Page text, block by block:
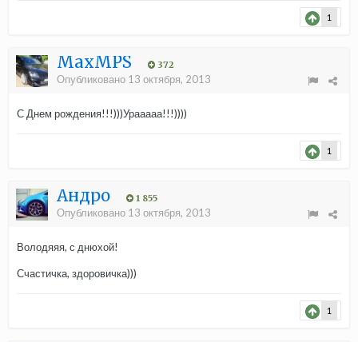
1
MaxMPS 372
Опубликовано 13 октября, 2013
С Днем рождения!!!)))Урааааа!!!))))
1
Андро 1 855
Опубликовано 13 октября, 2013
Володяяя, с днюхой!
Счастичка, здоровичка)))
1